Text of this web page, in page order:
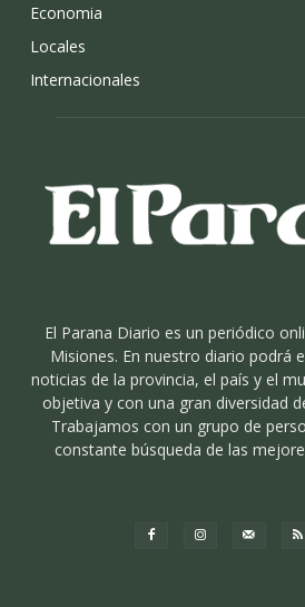
Economia
Locales
Internacionales
El Parana Diario es un periódico
Misiones. En nuestro diario podrá
noticias de la provincia, el país y el
objetiva y con una gran diversidad
Trabajamos con un grupo de
constante búsqueda de las